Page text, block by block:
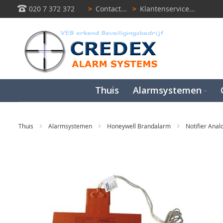
020 7 372 372 > Contact... > Klantenservice...
Thuis Alarmsystemen
Thuis Alarmsystemen Honeywell Brandalarm Notifier